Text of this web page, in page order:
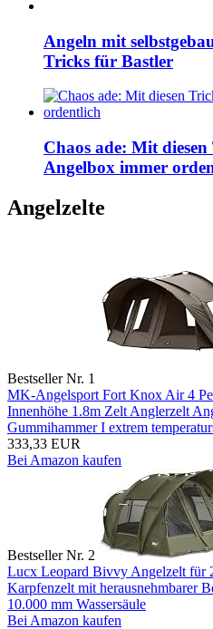
Angeln mit
Tricks für Bastler
Chaos ade: Mit
Angelbox immer
Angelzelte
Bestseller Nr. 1
MK-Angelsport Fort Knox Air 4
Innenhöhe 1.8m Zelt Anglerzelt
Gummihammer I extrem
333,33 EUR
Bei Amazon kaufen
Bestseller Nr. 2
Lucx Leopard Bivvy Angelzelt für
Karpfenzelt mit herausnehmbarer
10.000 mm Wassersäule
Bei Amazon kaufen